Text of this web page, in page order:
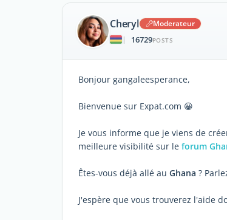
Cheryl
Moderateur
|
16729POSTS
Bonjour gangaleesperance,
Bienvenue sur Expat.com 😀
Je vous informe que je viens de
meilleure visibilité sur le forum
Êtes-vous déjà allé au Ghana ?
J'espère que vous trouverez l'aide